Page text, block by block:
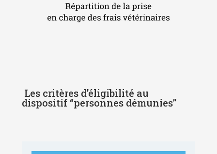
Les critères d’éligibilité au
dispositif “personnes démunies”